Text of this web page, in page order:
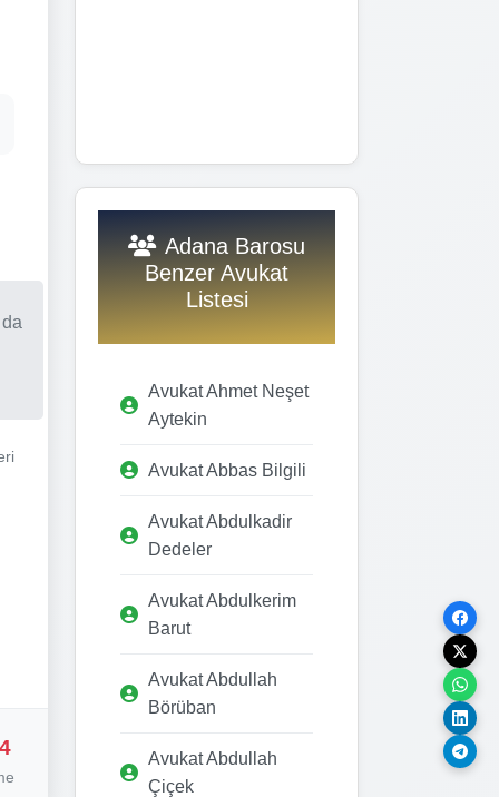
Adana Barosu
Benzer Avukat
Listesi
Avukat Ahmet Neşet
Aytekin
Avukat Abbas Bilgili
Avukat Abdulkadir
Dedeler
Avukat Abdulkerim
Barut
Avukat Abdullah
Börüban
Avukat Abdullah
Çiçek